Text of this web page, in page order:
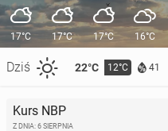
17°C
Dziś 22°C 12°C 41
17°C 17°C 16°C
Kurs NBP
Z DNIA: 6 SIERPNIA